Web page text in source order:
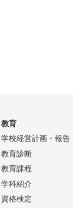
教育
学校経営計画・報告
教育診断
教育課程
学科紹介
資格検定